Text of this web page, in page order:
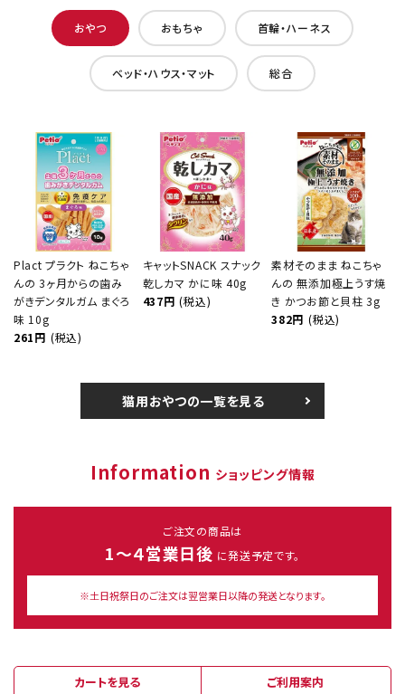
おやつ おもちゃ 首輪・ハーネス
ベッド・ハウス・マット 総合
Plact プラクト ねこちゃ
んの 3ヶ月からの歯み
がきデンタルガム まぐろ
味 10g
261円 (税込)
キャットSNACK スナック
乾しカマ かに味 40g
437円 (税込)
素材そのまま ねこちゃ
んの 無添加極上うす焼
き かつお節と貝柱 3g
382円 (税込)
猫用おやつの一覧を見る
Information ショッピング情報
ご注文の商品は
1～４営業日後 に発送予定です。
※土日祝祭日のご注文は翌営業日以降の発送となります。
カートを見る ご利用案内